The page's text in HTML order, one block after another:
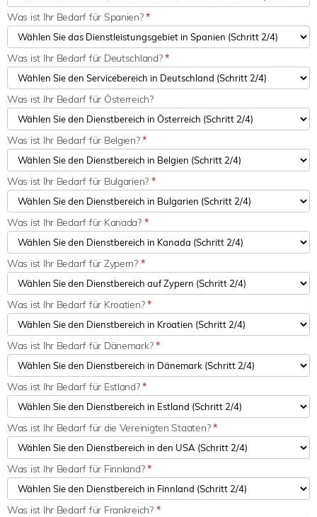
Was ist Ihr Bedarf für Spanien?*
Was ist Ihr Bedarf für Deutschland?*
Was ist Ihr Bedarf für Österreich?
Was ist Ihr Bedarf für Belgien?*
Was ist Ihr Bedarf für Bulgarien? *
Was ist Ihr Bedarf für Kanada? *
Was ist Ihr Bedarf für Zypern? *
Was ist Ihr Bedarf für Kroatien?*
Was ist Ihr Bedarf für Dänemark?*
Was ist Ihr Bedarf für Estland?*
Was ist Ihr Bedarf für die Vereinigten Staaten?*
Was ist Ihr Bedarf für Finnland?*
Was ist Ihr Bedarf für Frankreich? *